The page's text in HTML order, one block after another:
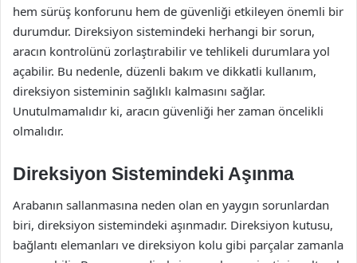
hem sürüş konforunu hem de güvenliği etkileyen önemli bir
durumdur. Direksiyon sistemindeki herhangi bir sorun,
aracın kontrolünü zorlaştırabilir ve tehlikeli durumlara yol
açabilir. Bu nedenle, düzenli bakım ve dikkatli kullanım,
direksiyon sisteminin sağlıklı kalmasını sağlar.
Unutulmamalıdır ki, aracın güvenliği her zaman öncelikli
olmalıdır.
Direksiyon Sistemindeki Aşınma
Arabanın sallanmasına neden olan en yaygın sorunlardan
biri, direksiyon sistemindeki aşınmadır. Direksiyon kutusu,
bağlantı elemanları ve direksiyon kolu gibi parçalar zamanla